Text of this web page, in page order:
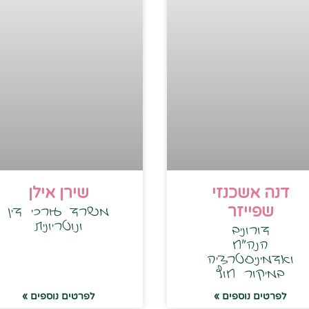
דנה אשכנזי
שפייזר
דורוניב
הנה"ח
ואדמיניסטרציה
במיקור חוץ
לפרטים נוספים »
שירן אילן
משרד עורכי דין
ונוטריונית
לפרטים נוספים »